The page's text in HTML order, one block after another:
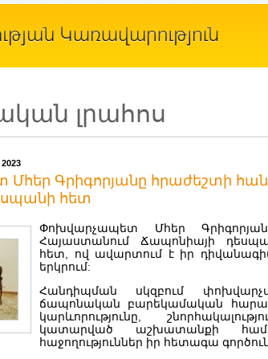
լրահոս
Գրիգորյանը հրաժեշտի
հետ
Փոխվարչապետ Մհեր
Հայաստանում Ճապոնիայի
հետ, ով ավարտում է իր
երկրում:
Հանդիպման սկզբում
ճապոնական բարեկամական
կարևորությունը,
կատարված աշխատանքի
հաջողություններ իր հետագա